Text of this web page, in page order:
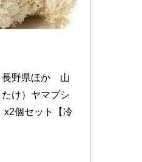
長野県ほか　山
け）ヤマブシ
x2個セット【冷